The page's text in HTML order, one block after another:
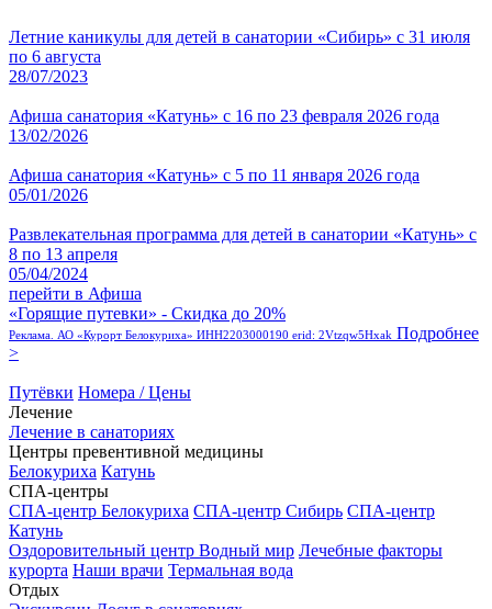
Летние каникулы для детей в санатории «Сибирь» с 31 июля
по 6 августа
28/07/2023
Афиша санатория «Катунь» с 16 по 23 февраля 2026 года
13/02/2026
Афиша санатория «Катунь» с 5 по 11 января 2026 года
05/01/2026
Развлекательная программа для детей в санатории «Катунь» с
8 по 13 апреля
05/04/2024
перейти в Афиша
«Горящие путевки» - Скидка до 20%
Реклама. АО «Курорт Белокуриха» ИНН2203000190 erid: 2Vtzqw5Hxak Подробнее
>
Путёвки Номера / Цены
Лечение
Лечение в санаториях
Центры превентивной медицины
Белокуриха Катунь
СПА-центры
СПА-центр Белокуриха СПА-центр Сибирь СПА-центр
Катунь
Оздоровительный центр Водный мир Лечебные факторы
курорта Наши врачи Термальная вода
Отдых